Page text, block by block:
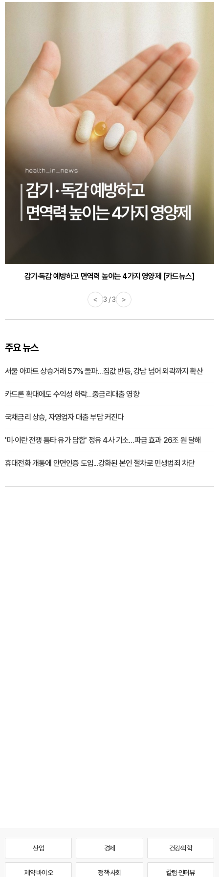
감기·독감 예방하고 면역력 높이는 4가지 영양제 [카드뉴스]
< 3 / 3 >
주요 뉴스
서울 아파트 상승거래 57% 돌파…집값 반등, 강남 넘어 외곽까지 확산
카드론 확대에도 수익성 하락…중금리대출 영향
국채금리 상승, 자영업자 대출 부담 커진다
'미·이란 전쟁 틈타 유가 담합' 정유 4사 기소…파급 효과 26조 원 달해
휴대전화 개통에 안면인증 도입...강화된 본인 절차로 민생범죄 차단
산업 경제 건강·의학
제약·바이오 정책·사회 칼럼·인터뷰